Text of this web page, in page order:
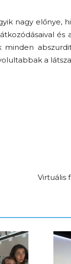
nagy előnye,
és
a
Virtuális